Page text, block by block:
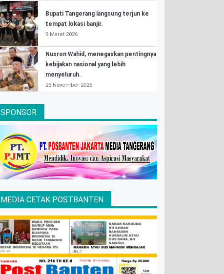
Bupati Tangerang langsung terjun ke
tempat lokasi banjir.
9 Maret 2026
Nusron Wahid, menegaskan pentingnya
kebijakan nasional yang lebih
menyeluruh.
25 November 2025
SPONSOR
MEDIA CETAK POSTBANTEN